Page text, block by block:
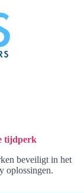
tijdperk
beveiligt in het
oplossingen.